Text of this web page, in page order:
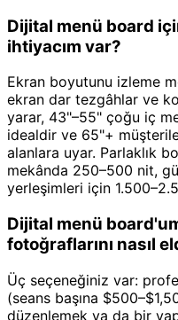
Dijital menü board
ihtiyacım var?
Ekran boyutunu izleme
ekran dar tezgâhlar ve
yarar, 43"–55" çoğu iç
idealdir ve 65"+
alanlara uyar. Parlaklık
mekânda 250–500 nit,
yerleşimleri için
Dijital menü
fotoğraflarını nasıl
Üç seçeneğiniz var:
(seans başına
düzenlemek ya da bir